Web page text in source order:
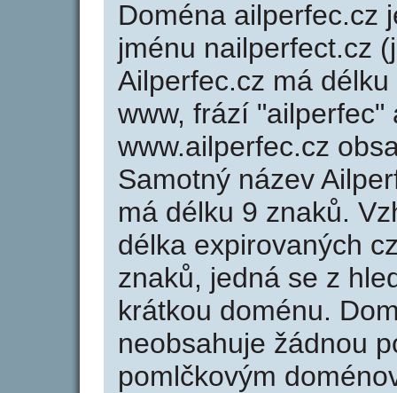
Doména ailperfec.cz
jménu nailperfect.cz
Ailperfec.cz má
www, frází
www.ailperfec.cz
Samotný název
má délku 9 znaků.
délka expirovaných
znaků, jedná se z
krátkou doménu.
neobsahuje žádnou
pomlčkovým